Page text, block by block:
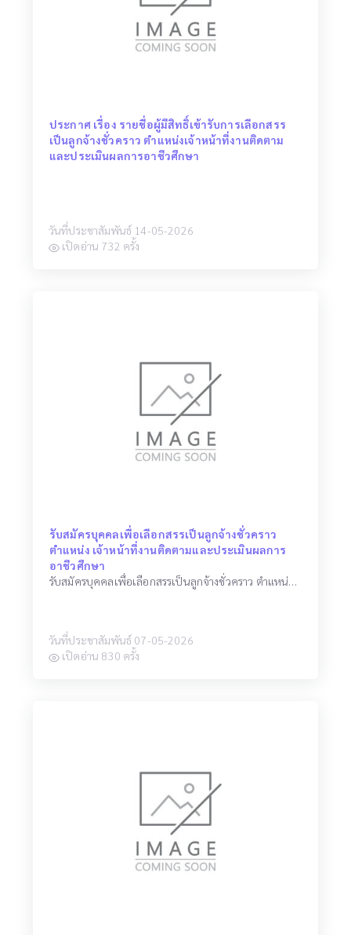
ประกาศ เรื่อง รายชื่อผู้มีสิทธิ์เข้ารับการเลือกสรร
เป็นลูกจ้างชั่วคราว ตำแหน่งเจ้าหน้าที่งานติดตาม
และประเมินผลการอาชีวศึกษา
วันที่ประชาสัมพันธ์ 14-05-2026
เปิดอ่าน 732 ครั้ง
รับสมัครบุคคลเพื่อเลือกสรรเป็นลูกจ้างชั่วคราว
ตำแหน่ง เจ้าหน้าที่งานติดตามและประเมินผลการ
อาชีวศึกษา
รับสมัครบุคคลเพื่อเลือกสรรเป็นลูกจ้างชั่วคราว ตำแหน่ง เจ้าหน้าที่งานติดตามและประเมินผลการอาชีวศึกษา
วันที่ประชาสัมพันธ์ 07-05-2026
เปิดอ่าน 830 ครั้ง